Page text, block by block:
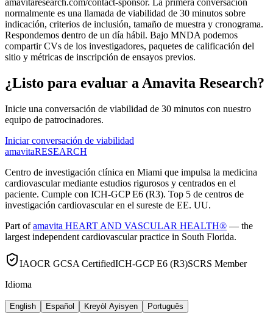
amavitaresearch.com/contact-sponsor. La primera conversación
normalmente es una llamada de viabilidad de 30 minutos sobre
indicación, criterios de inclusión, tamaño de muestra y cronograma.
Respondemos dentro de un día hábil. Bajo MNDA podemos
compartir CVs de los investigadores, paquetes de calificación del
sitio y métricas de inscripción de ensayos previos.
¿Listo para evaluar a Amavita Research?
Inicie una conversación de viabilidad de 30 minutos con nuestro
equipo de patrocinadores.
Iniciar conversación de viabilidad
amavitaRESEARCH
Centro de investigación clínica en Miami que impulsa la medicina
cardiovascular mediante estudios rigurosos y centrados en el
paciente. Cumple con ICH-GCP E6 (R3). Top 5 de centros de
investigación cardiovascular en el sureste de EE. UU.
Part of amavita HEART AND VASCULAR HEALTH® — the
largest independent cardiovascular practice in South Florida.
IAOCR GCSA CertifiedICH-GCP E6 (R3)SCRS Member
Idioma
English Español Kreyòl Ayisyen Português